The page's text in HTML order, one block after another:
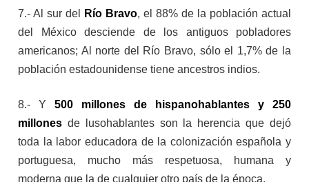
7.- Al sur del Río Bravo, el 88% de la población actual
del México desciende de los antiguos pobladores
americanos; Al norte del Río Bravo, sólo el 1,7% de la
población estadounidense tiene ancestros indios.
8.- Y 500 millones de hispanohablantes y 250
millones de lusohablantes son la herencia que dejó
toda la labor educadora de la colonización española y
portuguesa, mucho más respetuosa, humana y
moderna que la de cualquier otro país de la época.